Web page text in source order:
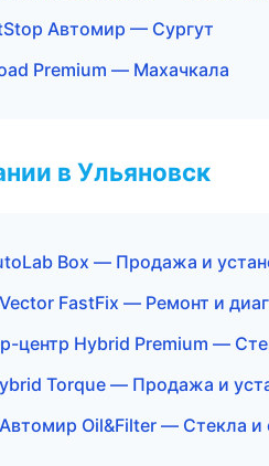
Автомир — Сургут
Premium — Махачкала
в Ульяновск
Box — Продажа и
FastFix — Ремонт и
центр Hybrid Premium —
Torque — Продажа и
Oil&Filter — Стекла и